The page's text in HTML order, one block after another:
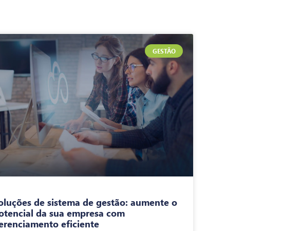
GESTÃO
de sistema de gestão: aumente o
da sua empresa com
eficiente